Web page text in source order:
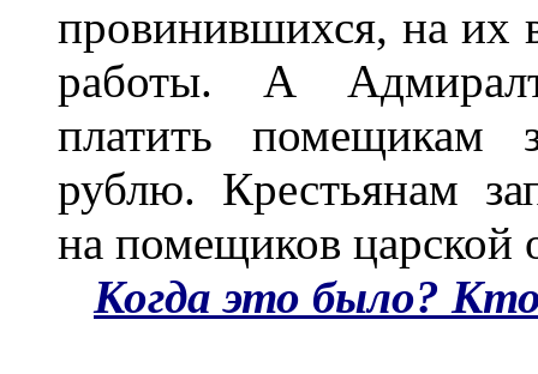
провинившихся, на их
работы. А
платить помещикам
рублю. Крестьянам
на помещиков царской
Когда это было?